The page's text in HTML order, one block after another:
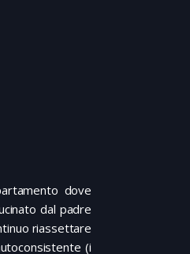
dove
dal padre
riassettare
(i